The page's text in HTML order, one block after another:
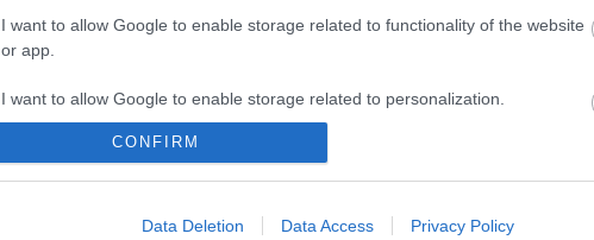
I want to allow Google to enable storage related to functionality of the website
or app.
I want to allow Google to enable storage related to personalization.
authentication functionality and fraud prevention, and other user protection.
CONFIRM
Data Deletion Data Access Privacy Policy
A
A
A